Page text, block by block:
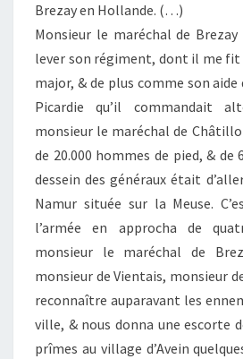
Brezay en Hollande. (…)
Monsieur le maréchal de
lever son régiment, dont il me
major, & de plus comme son aide
Picardie qu’il commandait
monsieur le maréchal de
de 20.000 hommes de pied, & de
dessein des généraux était
Namur située sur la Meuse.
l’armée en approcha de
monsieur le maréchal de
monsieur de Vientais, monsieur
reconnaître auparavant les
ville, & nous donna une escorte
prîmes au village d’Avein